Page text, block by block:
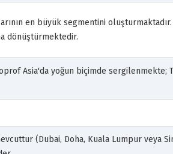
en büyük segmentini oluşturmaktadır.
dönüştürmektedir.
Asia'da yoğun biçimde
(Dubai, Doha, Kuala Lumpur veya